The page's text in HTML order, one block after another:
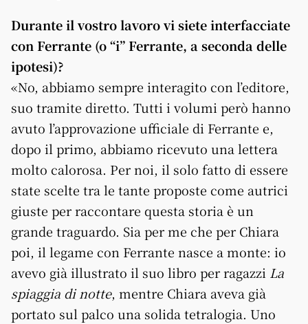
Durante il vostro lavoro vi siete interfacciate
con Ferrante (o “i” Ferrante, a seconda delle
ipotesi)?
«No, abbiamo sempre interagito con l’editore,
suo tramite diretto. Tutti i volumi però hanno
avuto l’approvazione ufficiale di Ferrante e,
dopo il primo, abbiamo ricevuto una lettera
molto calorosa. Per noi, il solo fatto di essere
state scelte tra le tante proposte come autrici
giuste per raccontare questa storia è un
grande traguardo. Sia per me che per Chiara
poi, il legame con Ferrante nasce a monte: io
avevo già illustrato il suo libro per ragazzi La
spiaggia di notte, mentre Chiara aveva già
portato sul palco una solida tetralogia. Uno